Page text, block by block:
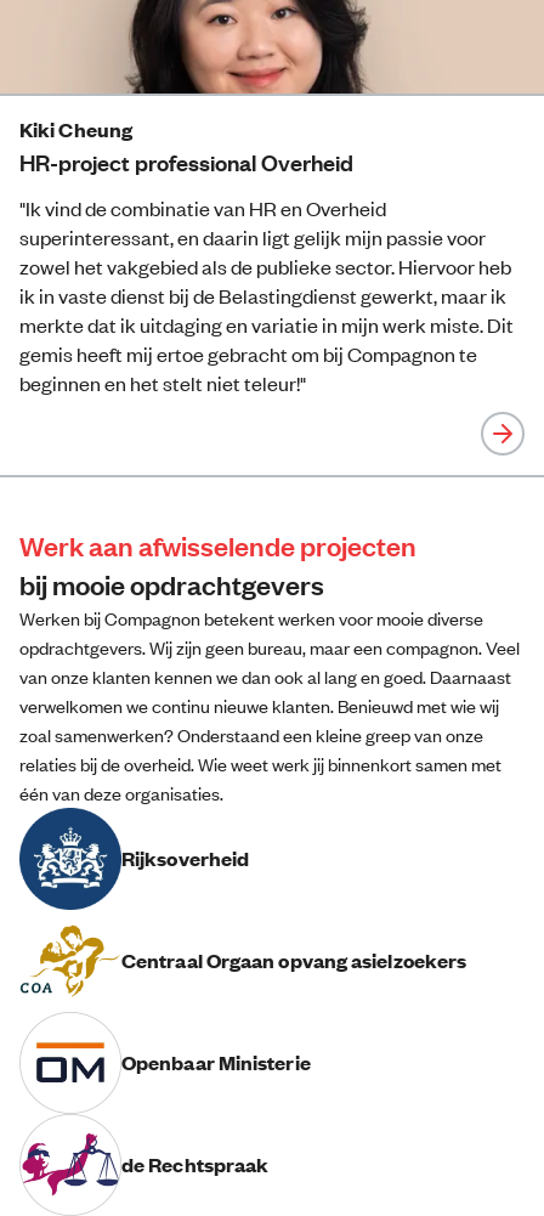
Kiki Cheung
HR-project professional Overheid
"Ik vind de combinatie van HR en Overheid
superinteressant, en daarin ligt gelijk mijn passie voor
zowel het vakgebied als de publieke sector. Hiervoor heb
ik in vaste dienst bij de Belastingdienst gewerkt, maar ik
merkte dat ik uitdaging en variatie in mijn werk miste. Dit
gemis heeft mij ertoe gebracht om bij Compagnon te
beginnen en het stelt niet teleur!"
Werk aan afwisselende projecten
bij mooie opdrachtgevers
Werken bij Compagnon betekent werken voor mooie diverse
opdrachtgevers. Wij zijn geen bureau, maar een compagnon. Veel
van onze klanten kennen we dan ook al lang en goed. Daarnaast
verwelkomen we continu nieuwe klanten. Benieuwd met wie wij
zoal samenwerken? Onderstaand een kleine greep van onze
relaties bij de overheid. Wie weet werk jij binnenkort samen met
één van deze organisaties.
Rijksoverheid
Centraal Orgaan opvang asielzoekers
Openbaar Ministerie
de Rechtspraak